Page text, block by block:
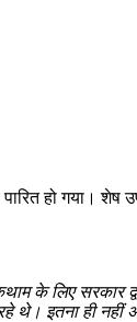
हो गया।
के लिए सरकार
इतना ही नहीं